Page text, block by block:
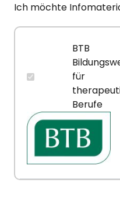
Ich möchte
BTB
für
Berufe